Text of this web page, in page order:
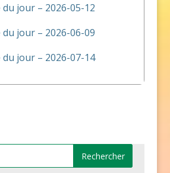
jour – 2026-05-12
jour – 2026-06-09
jour – 2026-07-14